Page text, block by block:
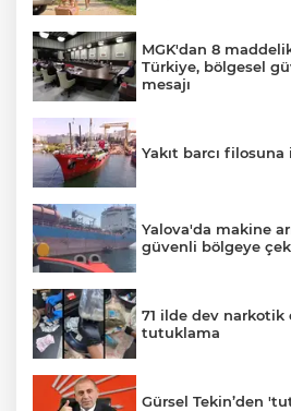
MGK'dan 8
Türkiye, bölgesel
mesajı
Yakıt barcı
Yalova'da makine
güvenli bölgeye
71 ilde dev narkotik
tutuklama
Gürsel Tekin’den